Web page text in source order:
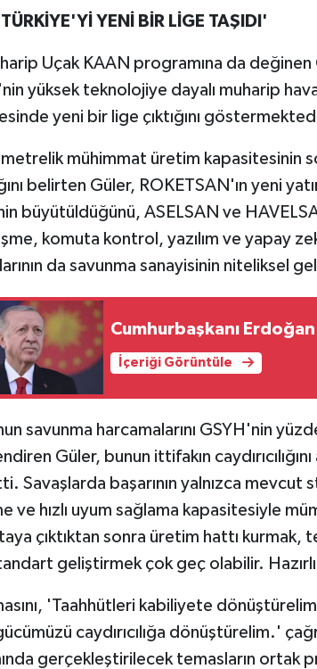
YENİ BİR LİGE TAŞIDI'
Uçak KAAN programına da
yüksek teknolojiye dayalı muharip
yeni bir lige çıktığını
mühimmat üretim kapasitesinin
belirten Güler, ROKETSAN'ın yeni
büyütüldüğünü, ASELSAN ve
komuta kontrol, yazılım ve yapay
da savunma sanayisinin niteliksel
Cumhurbaşkanı
İçeriği Görüntüle
savunma harcamalarını GSYH'nin
Güler, bunun ittifakın
Savaşlarda başarının yalnızca mevcut
ve hızlı uyum sağlama kapasitesiyle
çıktıktan sonra üretim hattı kurmak,
geliştirmek çok geç olabilir.
'Taahhütleri kabiliyete
caydırıcılığa dönüştürelim.'
gerçekleştirilecek temasların ortak